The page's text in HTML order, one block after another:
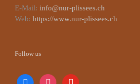
E-Mail: info@nur-plissees.ch
Web: https://www.nur-plissees.ch
Follow us
facebookinstagramyoutube